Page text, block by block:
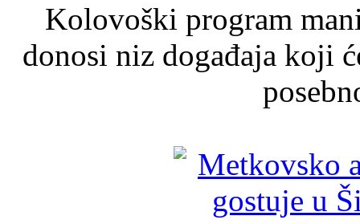
Kolovoški program
donosi niz događaja koji